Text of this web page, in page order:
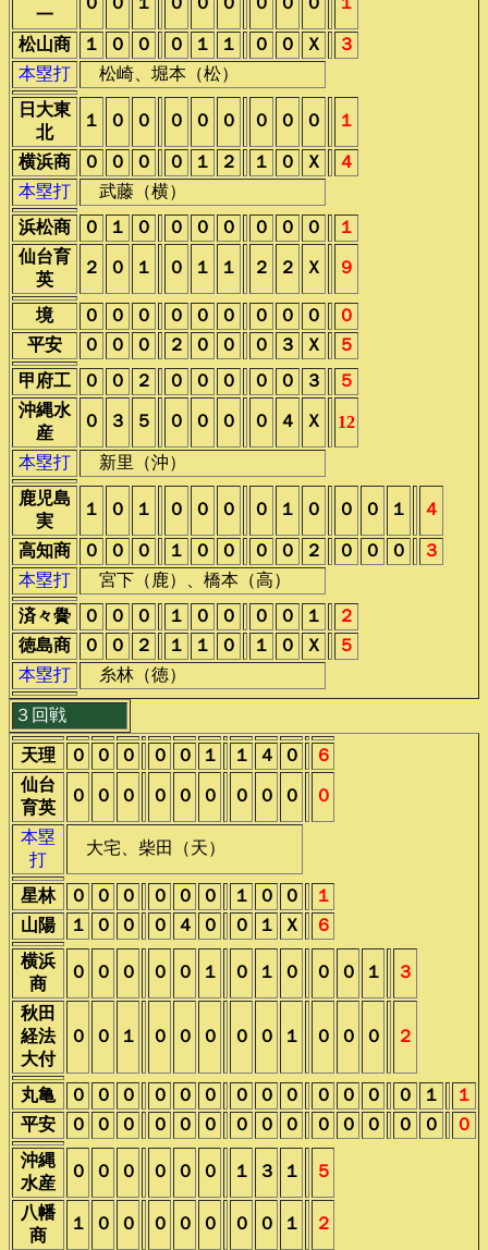
一
松山商 １ ０ ０ ０ １ １ ０ ０ Ｘ
３
本塁打
松崎、堀本（松）
日大東
北
１ ０ ０ ０ ０ ０ ０ ０ ０ １
横浜商 ０ ０ ０ ０ １ ２ １ ０ Ｘ
４
本塁打
武藤（横）
浜松商
０ １ ０ ０ ０ ０ ０ ０ ０
１
仙台育
英
２ ０ １ ０ １ １ ２ ２ Ｘ ９
境 ０ ０ ０ ０ ０ ０ ０ ０ ０
０
平安
０ ０ ０ ２ ０ ０ ０ ３ Ｘ
５
甲府工
０ ０ ２ ０ ０ ０ ０ ０ ３
５
沖縄水
産
０ ３ ５ ０ ０ ０ ０ ４ Ｘ 12
本塁打
新里（沖）
鹿児島
実
１ ０ １ ０ ０ ０ ０ １ ０ ０ ０ １ ４
高知商 ０ ０ ０ １ ０ ０ ０ ０ ２ ０ ０ ０
３
本塁打
宮下（鹿）、橋本（高）
済々黌
０ ０ ０ １ ０ ０ ０ ０ １
２
徳島商
０ ０ ２ １ １ ０ １ ０ Ｘ
５
本塁打
糸林（徳）
３回戦
天理 ０ ０ ０ ０ ０ １ １ ４ ０
６
仙台
育英
０ ０ ０ ０ ０ ０ ０ ０ ０ ０
本塁
打
大宅、柴田（天）
星林 ０ ０ ０ ０ ０ ０ １ ０ ０
１
山陽
１ ０ ０ ０ ４ ０ ０ １ Ｘ
６
横浜
商
０ ０ ０ ０ ０ １ ０ １ ０ ０ ０ １ ３
秋田
経法
大付
０ ０ １ ０ ０ ０ ０ ０ １ ０ ０ ０ ２
丸亀 ０ ０ ０ ０ ０ ０ ０ ０ ０ ０ ０ ０ ０ １
１
平安
０ ０ ０ ０ ０ ０ ０ ０ ０ ０ ０ ０ ０ ０
０
沖縄
水産
０ ０ ０ ０ ０ ０ １ ３ １ ５
八幡
商
１ ０ ０ ０ ０ ０ ０ ０ １ ２